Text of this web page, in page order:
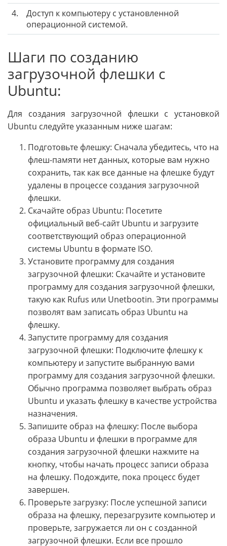
4.
Доступ к компьютеру с установленной
операционной системой.
Шаги по созданию
загрузочной флешки с
Ubuntu:
Для создания загрузочной флешки с установкой
Ubuntu следуйте указанным ниже шагам:
Подготовьте флешку: Сначала убедитесь, что на
флеш-памяти нет данных, которые вам нужно
сохранить, так как все данные на флешке будут
удалены в процессе создания загрузочной
флешки.
Скачайте образ Ubuntu: Посетите
официальный веб-сайт Ubuntu и загрузите
соответствующий образ операционной
системы Ubuntu в формате ISO.
Установите программу для создания
загрузочной флешки: Скачайте и установите
программу для создания загрузочной флешки,
такую как Rufus или Unetbootin. Эти программы
позволят вам записать образ Ubuntu на
флешку.
Запустите программу для создания
загрузочной флешки: Подключите флешку к
компьютеру и запустите выбранную вами
программу для создания загрузочной флешки.
Обычно программа позволяет выбрать образ
Ubuntu и указать флешку в качестве устройства
назначения.
Запишите образ на флешку: После выбора
образа Ubuntu и флешки в программе для
создания загрузочной флешки нажмите на
кнопку, чтобы начать процесс записи образа
на флешку. Подождите, пока процесс будет
завершен.
Проверьте загрузку: После успешной записи
образа на флешку, перезагрузите компьютер и
проверьте, загружается ли он с созданной
загрузочной флешки. Если все прошло